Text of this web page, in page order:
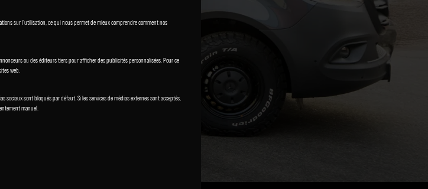
sur l'utilisation, ce qui nous permet de mieux comprendre comment nos
ou des éditeurs tiers pour afficher des publicités personnalisées. Pour ce
web.
sociaux sont bloqués par défaut. Si les services de médias externes sont acceptés,
manuel.